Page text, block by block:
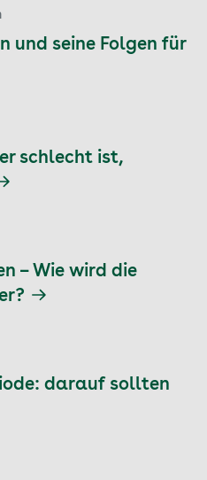
und seine Folgen für
schlecht ist,
– Wie wird die
darauf sollten